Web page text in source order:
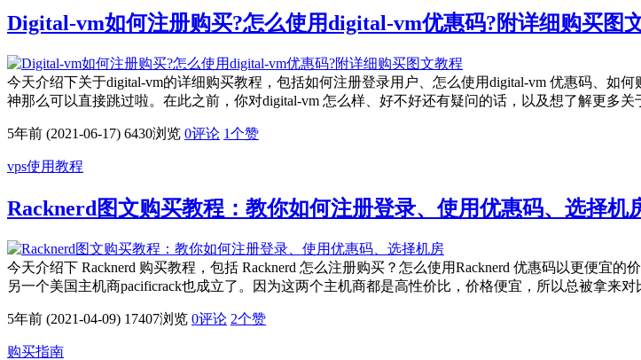
Digital-vm如何注册购买?怎么使用digital-vm优惠码?附详细购买图
今天介绍下关于digital-vm的详细购买教程，包括如何注册登录用户、怎么使用digital-vm 优惠码、如
神那么可以直接跳过啦。在此之前，你对digital-vm 怎么样、好不好还有疑问的话，以及想了解更多
5年前 (2021-06-17) 6430浏览 0评论 1个赞
vps使用教程
Racknerd图文购买教程：教你如何注册登录、使用优惠码、选择机
今天介绍下 Racknerd 购买教程，包括 Racknerd 怎么注册购买？怎么使用Racknerd 优惠码以更便宜
另一个美国主机商pacificrack也成立了。因为这两个主机商都是高性价比，价格便宜，所以总被拿来
5年前 (2021-04-09) 17407浏览 0评论 2个赞
购买指南